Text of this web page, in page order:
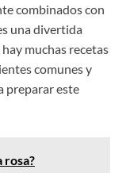
combinados con
una divertida
muchas recetas
comunes y
preparar este
rosa?